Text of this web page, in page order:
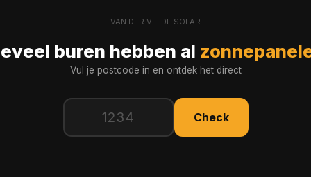
VAN DER VELDE SOLAR
buren hebben al
Vul je postcode in en ontdek het direct
Check